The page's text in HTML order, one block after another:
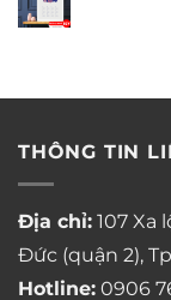
THÔNG TIN
Địa chỉ: 107 Xa
Đức (quận 2),
Hotline: 0906